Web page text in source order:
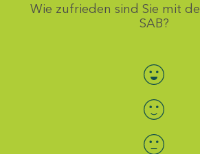
Wie zufrieden sind Sie mit
SAB?